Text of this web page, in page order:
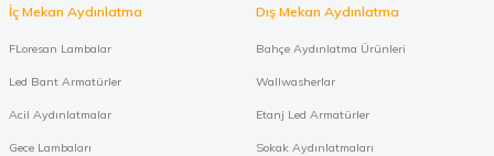
İç Mekan Aydınlatma
FLoresan Lambalar
Led Bant Armatürler
Acil Aydınlatmalar
Gece Lambaları
Dış Mekan Aydınlatma
Bahçe Aydınlatma Ürünleri
Wallwasherlar
Etanj Led Armatürler
Sokak Aydınlatmaları